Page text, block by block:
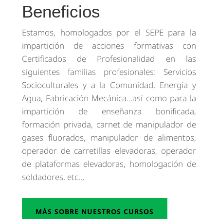
Beneficios
Estamos, homologados por el SEPE para la
impartición de acciones formativas con
Certificados de Profesionalidad en las
siguientes familias profesionales: Servicios
Socioculturales y a la Comunidad, Energía y
Agua, Fabricación Mecánica…así como para la
impartición de enseñanza bonificada,
formación privada, carnet de manipulador de
gases fluorados, manipulador de alimentos,
operador de carretillas elevadoras, operador
de plataformas elevadoras, homologación de
soldadores, etc…
MÁS SOBRE NUESTROS CURSOS